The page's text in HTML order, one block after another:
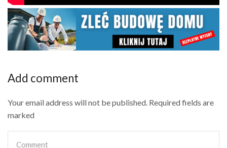
Add comment
Your email address will not be published. Required fields are
marked